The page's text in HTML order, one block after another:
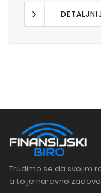
Trudimo se da svojim
a to je naravno